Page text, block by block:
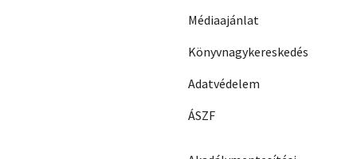
Médiaajánlat
Könyvnagykereskedés
Adatvédelem
ÁSZF